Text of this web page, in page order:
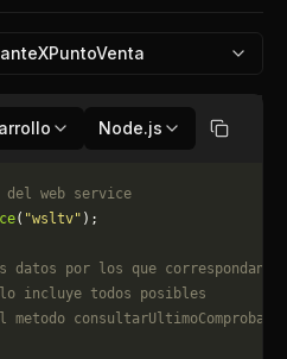
Node.js Copiar
del web service
( "wsltv" );
datos por los que correspondan.
incluye todos posibles